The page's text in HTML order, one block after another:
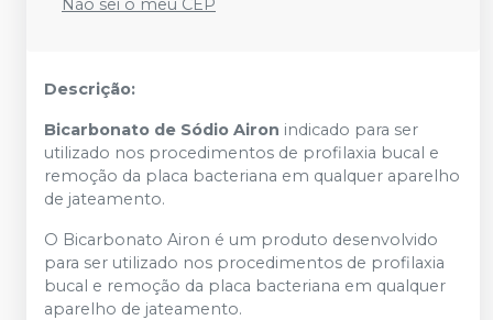
Não sei o meu CEP
Descrição:
Bicarbonato de Sódio Airon indicado para ser
utilizado nos procedimentos de profilaxia bucal e
remoção da placa bacteriana em qualquer aparelho
de jateamento.
O Bicarbonato Airon é um produto desenvolvido
para ser utilizado nos procedimentos de profilaxia
bucal e remoção da placa bacteriana em qualquer
aparelho de jateamento.